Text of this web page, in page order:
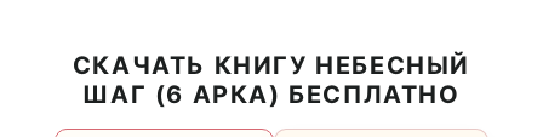
СКАЧАТЬ КНИГУ НЕБЕСНЫЙ
ШАГ (6 АРКА) БЕСПЛАТНО